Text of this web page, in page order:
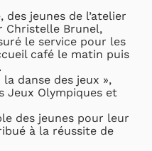
jeunes de l’atelier
Christelle Brunel,
le service pour les
café le matin puis
danse des jeux »,
Jeux Olympiques et
des jeunes pour leur
à la réussite de